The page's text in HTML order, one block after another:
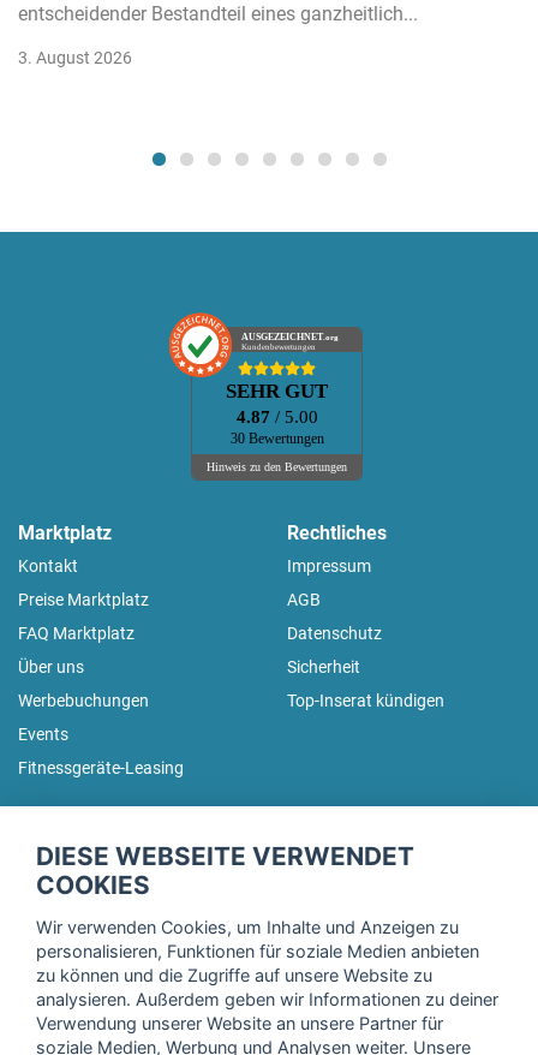
entscheidender Bestandteil eines ganzheitlich...
3. August 2026
AUSGEZEICHNET.org
Kundenbewertungen
SEHR GUT
4.87 / 5.00
30 Bewertungen
Hinweis zu den Bewertungen
Marktplatz
Kontakt
Preise Marktplatz
FAQ Marktplatz
Über uns
Werbebuchungen
Events
Fitnessgeräte-Leasing
Rechtliches
Impressum
AGB
Datenschutz
Sicherheit
Top-Inserat kündigen
Trage dich hier für unseren Newsletter ein und erhalte regelmäßig
Ich stimme der Verarbeitung meiner Daten, wie in der
Einwilligungserklärungder fitnessmarkt.de services GmbH
DIESE WEBSEITE VERWENDET
COOKIES
Wir verwenden Cookies, um Inhalte und Anzeigen zu
personalisieren, Funktionen für soziale Medien anbieten
zu können und die Zugriffe auf unsere Website zu
analysieren. Außerdem geben wir Informationen zu deiner
Verwendung unserer Website an unsere Partner für
soziale Medien, Werbung und Analysen weiter. Unsere